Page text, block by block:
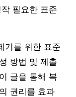
필요한 표준
기를 위한 표준
방법 및 제출
글을 통해 복
권리를 효과